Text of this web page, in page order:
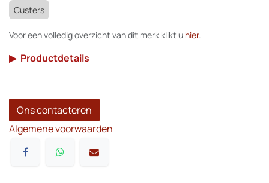
Custers
Voor een volledig overzicht van dit merk klikt u hier.
▶ Productdetails
Ons contacteren
Algemene voorwaarden